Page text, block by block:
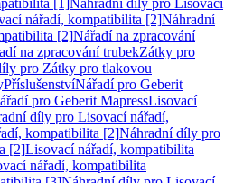
[1]Náhradní díly pro Lisovací
nářadí, kompatibilita [2]Náhradní
[2]Nářadí na zpracování
na zpracování trubekZátky pro
pro Zátky pro tlakovou
PříslušenstvíNářadí pro Geberit
pro Geberit MapressLisovací
díly pro Lisovací nářadí,
kompatibilita [2]Náhradní díly pro
[2]Lisovací nářadí, kompatibilita
nářadí, kompatibilita